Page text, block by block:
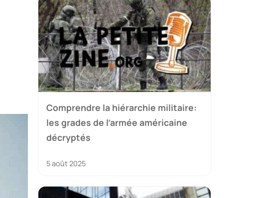
Comprendre la hiérarchie militaire:
les grades de l’armée américaine
décryptés
5 août 2025